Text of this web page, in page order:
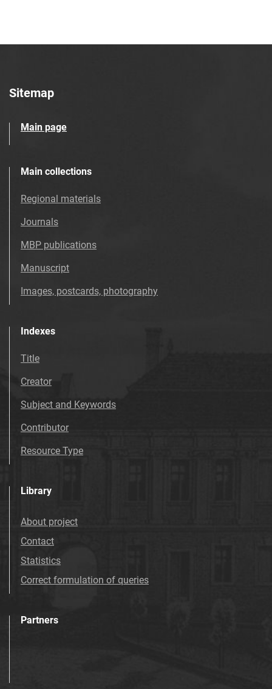
Sitemap
Main page
Main collections
Regional materials
Journals
MBP publications
Manuscript
Images, postcards, photography
Indexes
Title
Creator
Subject and Keywords
Contributor
Resource Type
Library
About project
Contact
Statistics
Correct formulation of queries
Partners